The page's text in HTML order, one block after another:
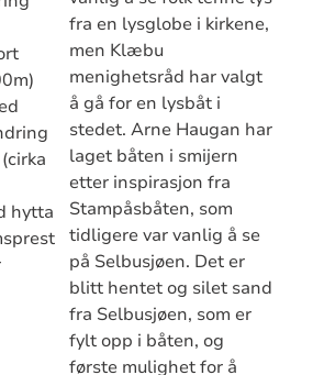
hytta
fra en lysglobe i kirkene,
men Klæbu
menighetsråd har valgt
å gå for en lysbåt i
stedet. Arne Haugan har
laget båten i smijern
etter inspirasjon fra
Stampåsbåten, som
tidligere var vanlig å se
på Selbusjøen. Det er
blitt hentet og silet sand
fra Selbusjøen, som er
fylt opp i båten, og
første mulighet for å